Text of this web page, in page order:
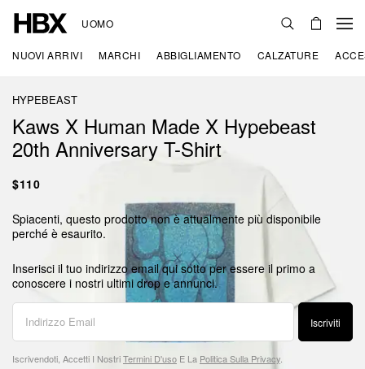
UOMO
NUOVI ARRIVI MARCHI ABBIGLIAMENTO CALZATURE
HYPEBEAST
Kaws X Human Made X Hypebeast
20th Anniversary T-Shirt
$110
Spiacenti, questo prodotto non è attualmente più disponibile
perché è esaurito.
Inserisci il tuo indirizzo email qui sotto per essere il primo a
conoscere i nostri ultimi drop e annunci.
Iscriviti
Iscrivendoti, Accetti I NostriTermini D'uso E La Politica Sulla Privacy